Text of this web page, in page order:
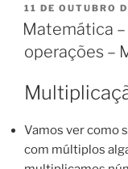
PUBLICADO
EM
11 DE OUTUBRO
Matemática
operações –
Vamos ver como
com múltiplos